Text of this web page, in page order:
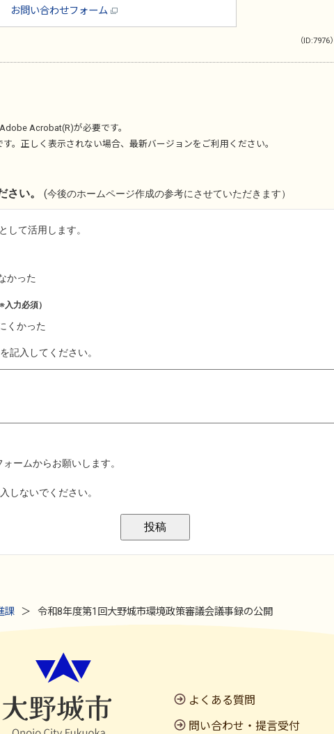
お問い合わせフォーム
（ID:7976）
Adobe Acrobat(R)が必要です。
す。正しく表示されない場合、最新バージョンをご利用ください。
課 令和8年度第1回大野城市環境政策審議会議事録の公開
よくある質問
問い合わせ・提言受付